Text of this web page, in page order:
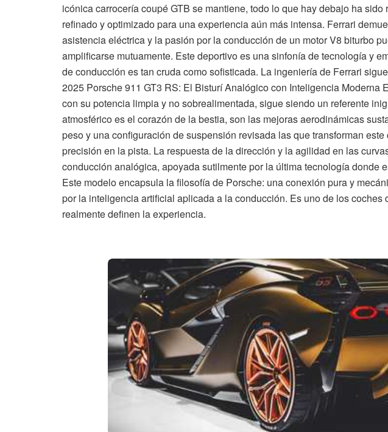
icónica carrocería coupé GTB se mantiene, todo lo que hay debajo ha sido
refinado y optimizado para una experiencia aún más intensa. Ferrari
asistencia eléctrica y la pasión por la conducción de un motor V8 biturbo
amplificarse mutuamente. Este deportivo es una sinfonía de tecnología y
de conducción es tan cruda como sofisticada. La ingeniería de Ferrari
2025 Porsche 911 GT3 RS: El Bisturí Analógico con Inteligencia Moderna
con su potencia limpia y no sobrealimentada, sigue siendo un referente
atmosférico es el corazón de la bestia, son las mejoras aerodinámicas
peso y una configuración de suspensión revisada las que transforman
precisión en la pista. La respuesta de la dirección y la agilidad en las
conducción analógica, apoyada sutilmente por la última tecnología donde
Este modelo encapsula la filosofía de Porsche: una conexión pura y
por la inteligencia artificial aplicada a la conducción. Es uno de los coches
realmente definen la experiencia.